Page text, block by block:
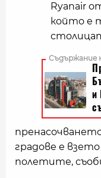
Ryanair
който е
градове е
полетите,